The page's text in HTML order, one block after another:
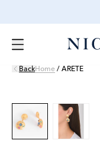
BackHome / ARETE